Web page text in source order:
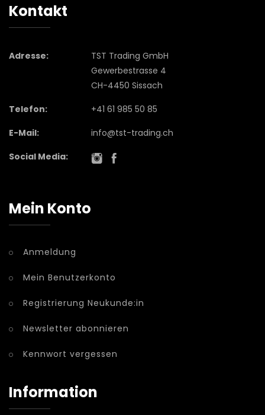
Kontakt
Adresse:
TST Trading GmbH
Gewerbestrasse 4
CH-4450 Sissach
Telefon:
+41 61 985 50 85
E-Mail:
info@tst-trading.ch
Social Media:
Mein Konto
Anmeldung
Mein Benutzerkonto
Registrierung Neukunde:in
Newsletter abonnieren
Kennwort vergessen
Information